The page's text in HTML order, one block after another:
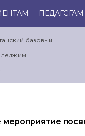
ПЕДАГОГАМ
базовый
им.
мероприятие